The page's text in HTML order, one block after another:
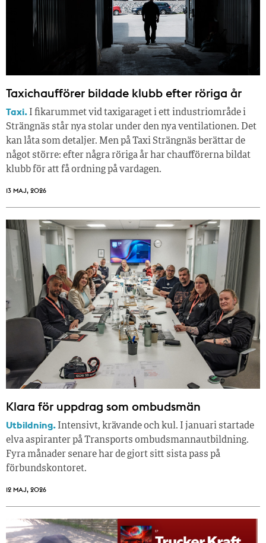
Taxichaufförer bildade klubb efter röriga år
Taxi. I fikarummet vid taxigaraget i ett industriområde i
Strängnäs står nya stolar under den nya ventilationen. Det
kan låta som detaljer. Men på Taxi Strängnäs berättar de
något större: efter några röriga år har chaufförerna bildat
klubb för att få ordning på vardagen.
13 MAJ, 2026
Klara för uppdrag som ombudsmän
Utbildning. Intensivt, krävande och kul. I januari startade
elva aspiranter på Transports ombudsmannautbildning.
Fyra månader senare har de gjort sitt sista pass på
förbundskontoret.
12 MAJ, 2026